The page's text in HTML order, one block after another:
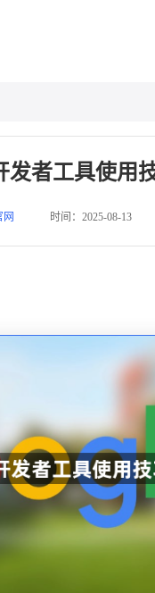
发者工具使用
网 时间：2025-08-13